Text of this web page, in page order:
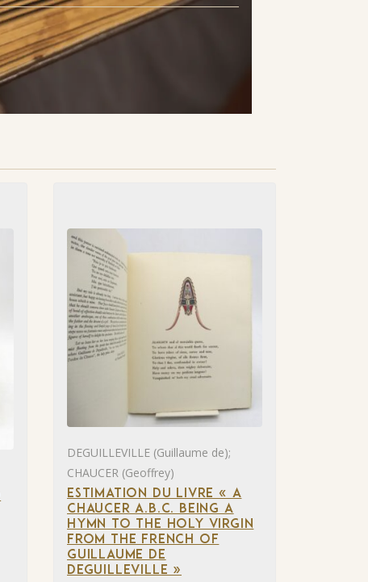
DEGUILLEVILLE (Guillaume de);
CHAUCER (Geoffrey)
ESTIMATION DU LIVRE « A
CHAUCER A.B.C. BEING A
HYMN TO THE HOLY VIRGIN
FROM THE FRENCH OF
GUILLAUME DE
DEGUILLEVILLE »